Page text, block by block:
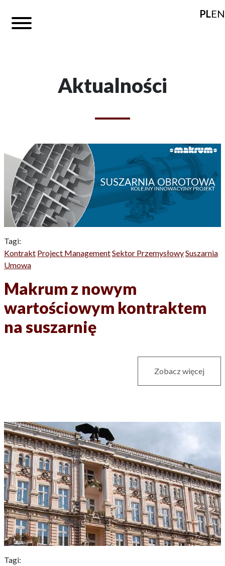
PLEN
Aktualności
Tagi:
Kontrakt Project ManagementSektor PrzemysłowySuszarnia
Umowa
Makrum z nowym
wartościowym kontraktem
na suszarnię
Zobacz więcej
Tagi: